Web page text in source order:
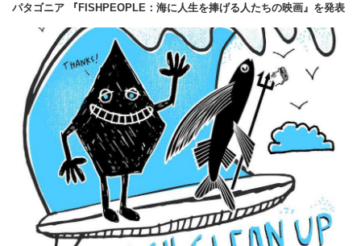
パタゴニア 『FISHPEOPLE：海に人生を捧げる人たちの映画』を発表